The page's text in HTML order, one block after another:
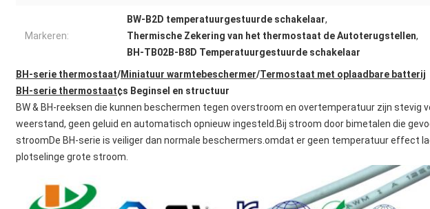
Markeren:
BW-B2D temperatuurgestuurde schakelaar,
Thermische Zekering van het thermostaat de Autoterugstellen,
BH-TB02B-B8D Temperatuurgestuurde schakelaar
BH-serie thermostaat/Miniatuur warmtebeschermer/Termostaat met oplaadbare batterij
BH-serie thermostaat¢s Beginsel en structuur
BW & BH-reeksen die kunnen beschermen tegen overstroom en overtemperatuur zijn stevig
weerstand, geen geluid en automatisch opnieuw ingesteld.Bij stroom door bimetalen die
stroomDe BH-serie is veiliger dan normale beschermers.omdat er geen temperatuur effect
plotselinge grote stroom.